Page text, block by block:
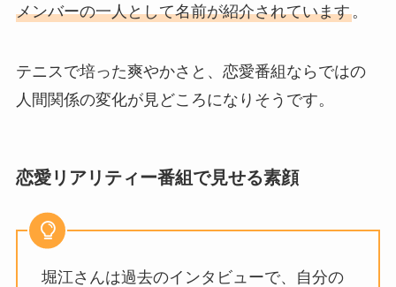
メンバーの一人として名前が紹介されています。
テニスで培った爽やかさと、恋愛番組ならではの
人間関係の変化が見どころになりそうです。
恋愛リアリティー番組で見せる素顔
堀江さんは過去のインタビューで、自分の